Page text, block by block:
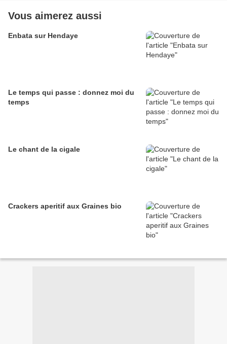
Vous aimerez aussi
Enbata sur Hendaye
Le temps qui passe : donnez moi du
temps
Le chant de la cigale
Crackers aperitif aux Graines bio